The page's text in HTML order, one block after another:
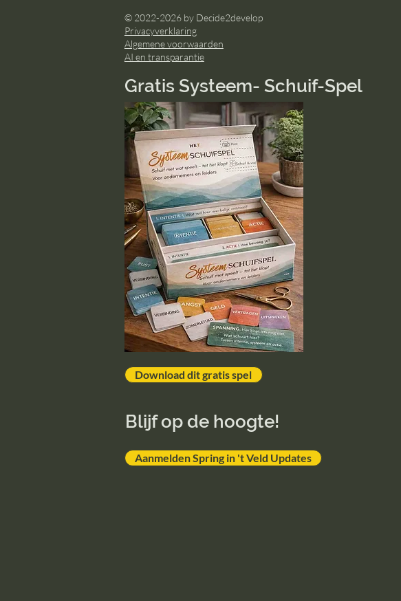
© 2022-2026 by Decide2develop
Privacyverklaring
Algemene voorwaarden
AI en transparantie
Gratis Systeem- Schuif-Spel
Download dit gratis spel
Blijf op de hoogte!
Aanmelden Spring in 't Veld Updates